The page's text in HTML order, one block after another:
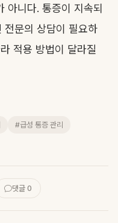
아니다. 통증이 지속되
전문의 상담이 필요하
적용 방법이 달라질
#급성 통증 관리
댓글 0